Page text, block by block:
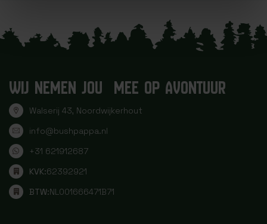
WIJ NEMEN JOU MEE OP AVONTUUR
Walserij 43, Noordwijkerhout
info@bushpappa.nl
+31 621912687
KVK:62392921
BTW:NL001666471B71